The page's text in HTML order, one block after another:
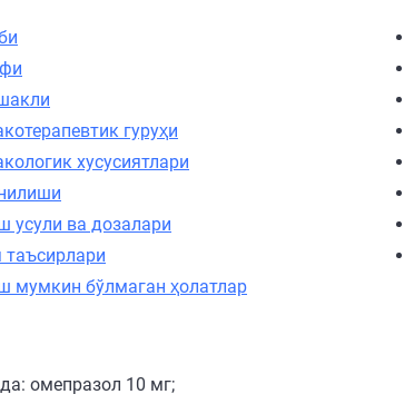
гуруҳи
хусусиятлари
усули ва дозалари
мумкин бўлмаган ҳолатлар
омепразол 10 мг;